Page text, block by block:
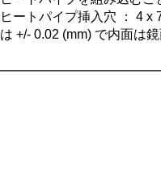
ヒートパイプ挿入穴 ： 4 x
は +/- 0.02 (mm) で内面は